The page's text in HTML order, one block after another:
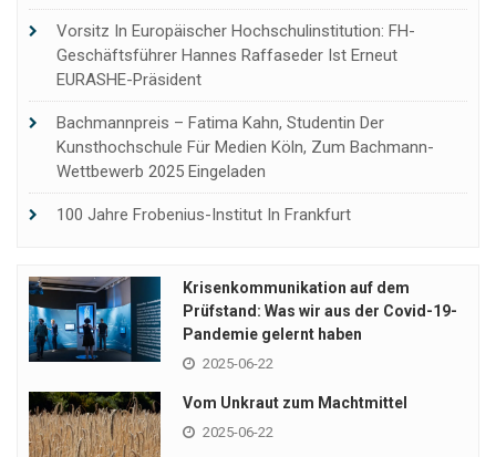
Vorsitz In Europäischer Hochschulinstitution: FH-
Geschäftsführer Hannes Raffaseder Ist Erneut
EURASHE-Präsident
Bachmannpreis – Fatima Kahn, Studentin Der
Kunsthochschule Für Medien Köln, Zum Bachmann-
Wettbewerb 2025 Eingeladen
100 Jahre Frobenius-Institut In Frankfurt
Krisenkommunikation auf dem
Prüfstand: Was wir aus der Covid-19-
Pandemie gelernt haben
2025-06-22
Vom Unkraut zum Machtmittel
2025-06-22